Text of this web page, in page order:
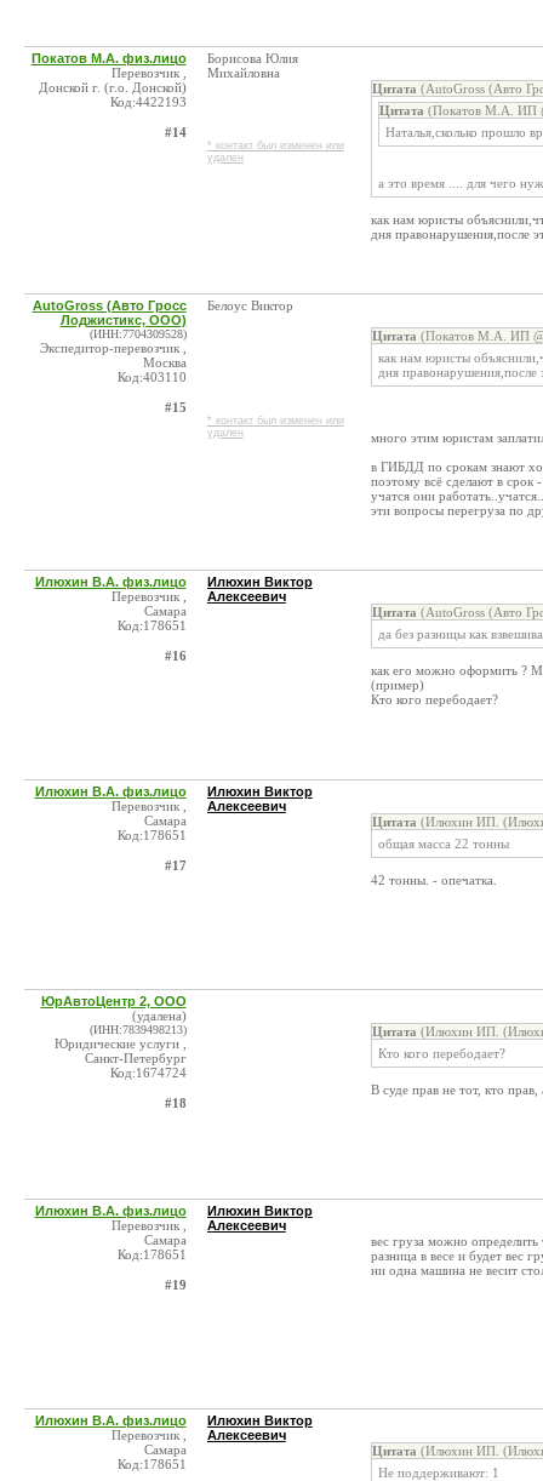
Покатов М.А. физ.лицо
Перевозчик ,
Донской г. (г.о. Донской)
Код:4422193
#14
Борисова Юлия
Михайловна
* контакт был изменен или
удален
Цитата (AutoGross (Авто
Цитата (Покатов М.А. ИП
Наталья,сколько прошло
а это время .... для чего
как нам юристы
дня правонарушения,после
AutoGross (Авто Гросс
Лоджистикс, ООО)
(ИНН:7704309528)
Экспедитор-перевозчик ,
Москва
Код:403110
#15
Белоус Виктор
* контакт был изменен или
удален
Цитата (Покатов М.А. ИП
как нам юристы
дня правонарушения,после
много этим юристам
в ГИБДД по срокам знают
поэтому всё сделают в срок
учатся они
эти вопросы перегруза по
Илюхин В.А. физ.лицо
Перевозчик ,
Самара
Код:178651
#16
Илюхин Виктор
Алексеевич
Цитата (AutoGross (Авто
да без разницы как
как его можно оформить ?
(пример)
Кто кого перебодает?
Илюхин В.А. физ.лицо
Перевозчик ,
Самара
Код:178651
#17
Илюхин Виктор
Алексеевич
Цитата (Илюхин ИП.
общая масса 22 тонны
42 тонны. - опечатка.
ЮрАвтоЦентр 2, ООО
(удалена)
(ИНН:7839498213)
Юридические услуги ,
Санкт-Петербург
Код:1674724
#18
Цитата (Илюхин ИП.
Кто кого перебодает?
В суде прав не тот, кто
Илюхин В.А. физ.лицо
Перевозчик ,
Самара
Код:178651
#19
Илюхин Виктор
Алексеевич
вес груза можно
разница в весе и будет вес
ни одна машина не весит
Илюхин В.А. физ.лицо
Перевозчик ,
Самара
Код:178651
Илюхин Виктор
Алексеевич
Цитата (Илюхин ИП.
Не поддерживают: 1